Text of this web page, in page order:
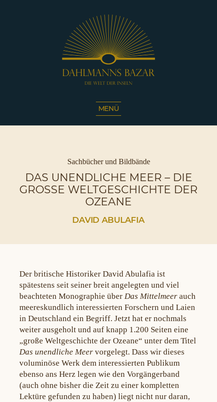
Die
Inseln
|
Café
Sassnitz
MENÜ
Kategorien
Sachbücher und Bildbände
DAS UNENDLICHE MEER – DIE
GROSSE WELTGESCHICHTE DER O
ZEANE
DAVID ABULAFIA
Der britische Historiker David Abulafia ist
spätestens seit seiner breit angelegten und viel
beachteten Monographie über Das Mittelmeer auch
meereskundlich interessierten Forschern und Laien
in Deutschland ein Begriff. Jetzt hat er nochmals
weiter ausgeholt und auf knapp 1.200 Seiten eine
„große Weltgeschichte der Ozeane“ unter dem Titel
Das unendliche Meer vorgelegt. Dass wir dieses
voluminöse Werk dem interessierten Publikum
ebenso ans Herz legen wie den Vorgängerband
(auch ohne bisher die Zeit zu einer kompletten
Lektüre gefunden zu haben) liegt nicht nur daran,